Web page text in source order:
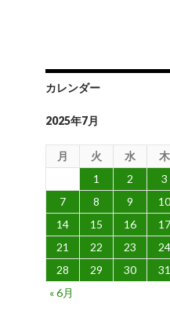
政策を続ける
カレンダー
2025年7月
月 火 水 木
1
2 3
7
8 9 10
14
15 16 17
21
22 23 24
28
29 30
31
« 6月